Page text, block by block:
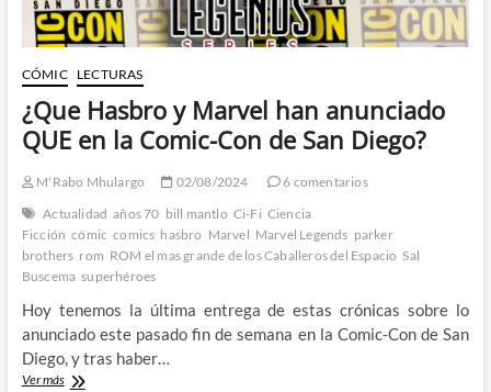
CÓMIC LECTURAS
¿Que Hasbro y Marvel han anunciado
QUE en la Comic-Con de San Diego?
M'Rabo Mhulargo 02/08/2024
6 comentarios
Actualidad años 70 bill mantlo Ci-Fi Ciencia
Ficción cómic comics hasbro Marvel Marvel Legends parker
brothers rom ROM el mas grande de los Caballeros del Espacio Sal
Buscema superhéroes
Hoy tenemos la última entrega de estas crónicas sobre lo
anunciado este pasado fin de semana en la Comic-Con de San
Diego, y tras haber…
Ver más¿Que